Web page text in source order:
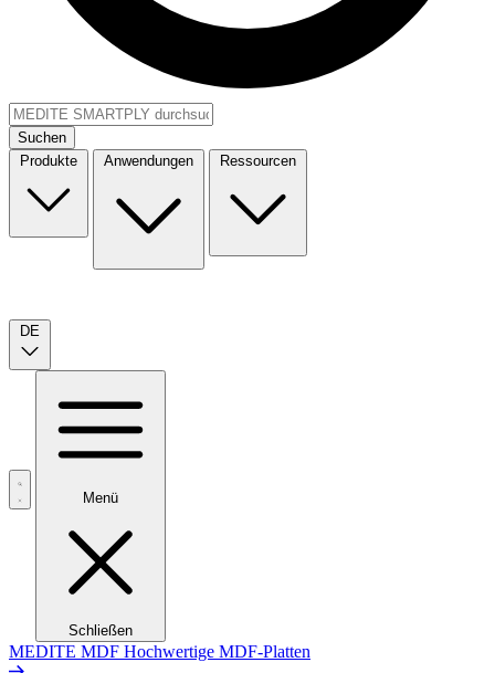
Suchen
Produkte
Anwendungen Ressourcen
DE
Menü
Schließen
MEDITE MDF Hochwertige MDF-Platten